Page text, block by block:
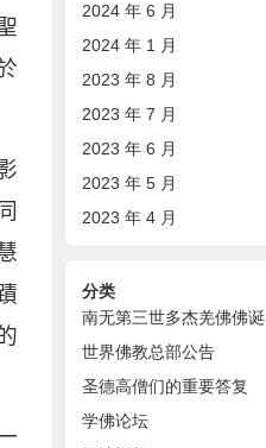
2024 年 6 月
2024 年 1 月
2023 年 8 月
2023 年 7 月
2023 年 6 月
2023 年 5 月
2023 年 4 月
分类
南无第三世多杰羌佛佛诞
世界佛教总部公告
圣德高僧们的重要答复
学佛论坛